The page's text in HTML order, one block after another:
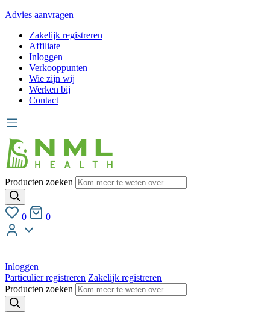
Advies aanvragen
Zakelijk registreren
Affiliate
Inloggen
Verkooppunten
Wie zijn wij
Werken bij
Contact
Producten zoeken
0 0
Inloggen
Particulier registreren Zakelijk registreren
Producten zoeken